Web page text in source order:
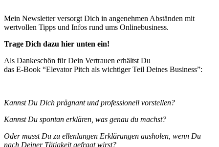
Mein Newsletter versorgt Dich in angenehmen Abständen mit
wertvollen Tipps und Infos rund ums Onlinebusiness.
Trage Dich dazu hier unten ein!
Als Dankeschön für Dein Vertrauen erhältst Du
das E-Book “Elevator Pitch als wichtiger Teil Deines Business”:
Kannst Du Dich prägnant und professionell vorstellen?
Kannst Du spontan erklären, was genau du machst?
Oder musst Du zu ellenlangen Erklärungen ausholen, wenn Du
nach Deiner Tätigkeit gefragt wirst?